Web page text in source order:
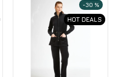
HOT DEALS
-30 %